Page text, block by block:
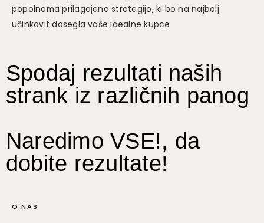
popolnoma prilagojeno strategijo, ki bo na najbolj
učinkovit dosegla vaše idealne kupce
Spodaj rezultati naših
strank iz različnih panog
Naredimo VSE!, da
dobite rezultate!
O NAS